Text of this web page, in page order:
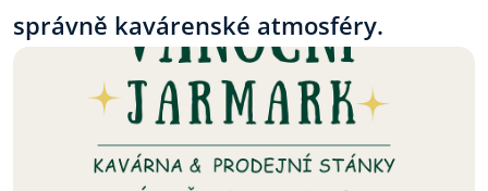
správně kavárenské atmosféry.